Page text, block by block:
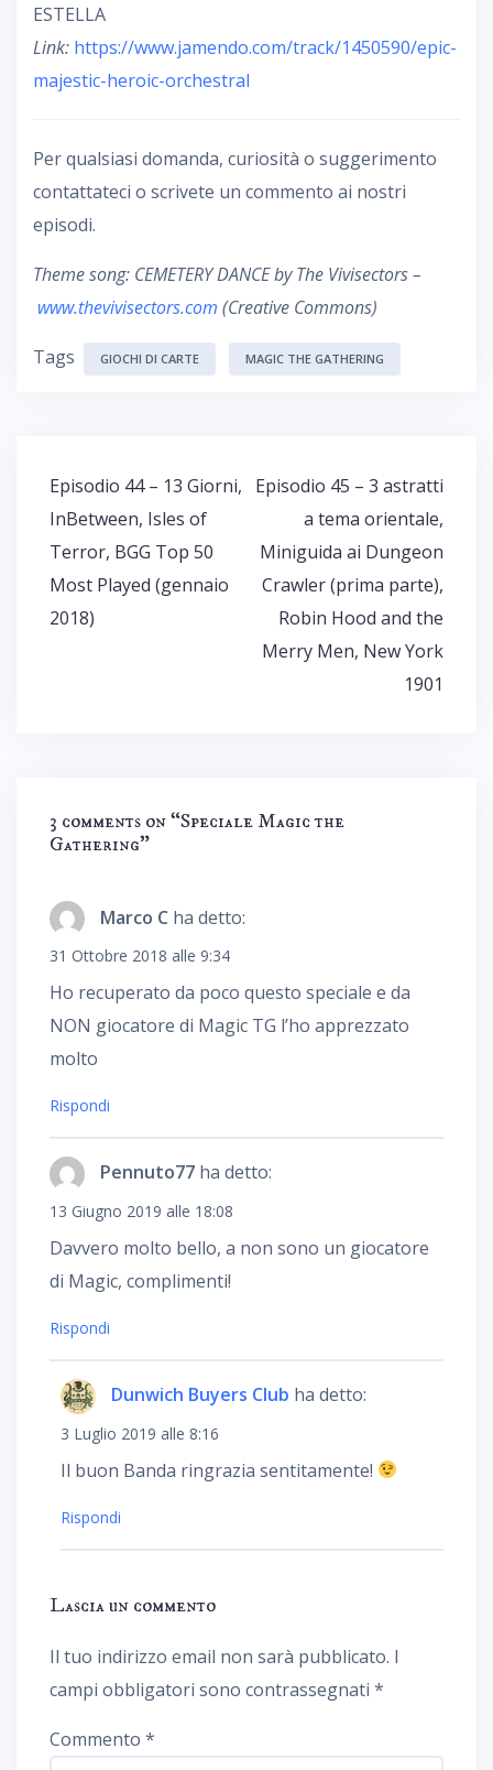
ESTELLA
Link: https://www.jamendo.com/track/1450590/epic-
majestic-heroic-orchestral
Per qualsiasi domanda, curiosità o suggerimento
contattateci o scrivete un commento ai nostri
episodi.
Theme song: CEMETERY DANCE by The Vivisectors –
www.thevivisectors.com (Creative Commons)
Tags GIOCHI DI CARTE MAGIC THE GATHERING
Navigazione
articoli
Episodio 44 – 13 Giorni,
InBetween, Isles of
Terror, BGG Top 50
Most Played (gennaio
2018)
Episodio 45 – 3 astratti
a tema orientale,
Miniguida ai Dungeon
Crawler (prima parte),
Robin Hood and the
Merry Men, New York
1901
3 comments on “Speciale Magic the
Gathering”
Marco C ha detto:
31 Ottobre 2018 alle 9:34
Ho recuperato da poco questo speciale e da
NON giocatore di Magic TG l’ho apprezzato
molto
Rispondi
Pennuto77 ha detto:
13 Giugno 2019 alle 18:08
Davvero molto bello, a non sono un giocatore
di Magic, complimenti!
Rispondi
Dunwich Buyers Club ha detto:
3 Luglio 2019 alle 8:16
Il buon Banda ringrazia sentitamente!
Rispondi
Lascia un commento
Il tuo indirizzo email non sarà pubblicato. I
campi obbligatori sono contrassegnati *
Commento *